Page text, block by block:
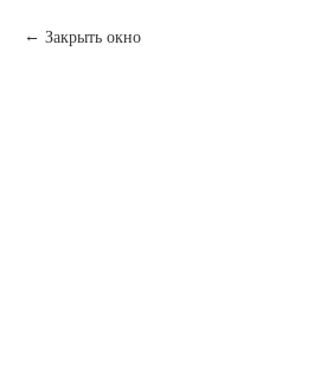
Закрыть окно